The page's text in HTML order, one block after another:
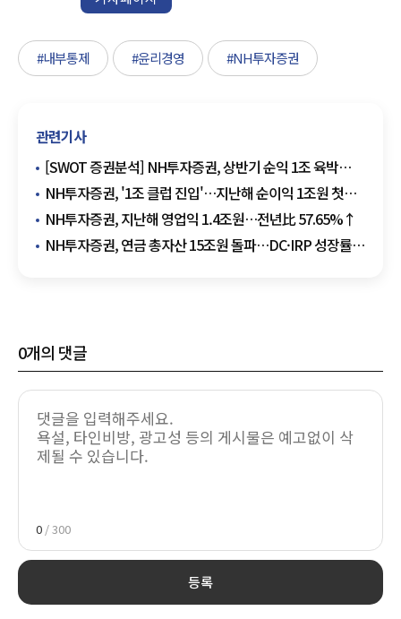
#내부통제 #윤리경영 #NH투자증권
관련기사
[SWOT 증권분석] NH투자증권, 상반기 순익 1조 육박
'사상 최대'…신사업 다각화로 입지 강화
NH투자증권, '1조 클럽 진입'…지난해 순이익 1조원 첫
돌파
NH투자증권, 지난해 영업익 1.4조원…전년比 57.65%↑
NH투자증권, 연금 총자산 15조원 돌파…DC·IRP 성장률
0개의 댓글
0 / 300
등록